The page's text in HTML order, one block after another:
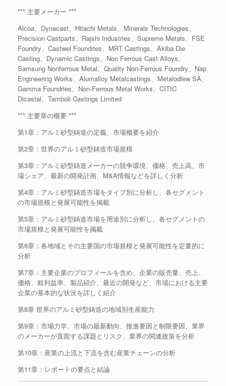
*** 主要メーカー ***
Alcoa、Dynacast、Hitachi Metals、Minerals Technologies、
Precision Castparts、Rajshi Industries、Supreme Metals、FSE
Foundry、Castwel Foundries、MRT Castings、Akiba Die
Casting、Dynamic Castings、Non Ferrous Cast Alloys、
Samsung Nonferrous Metal、Quality Non-Ferrous Foundry、Nap
Engineering Works、Alumalloy Metalcastings、Metalodlew SA、
Gamma Foundries、Non-Ferrous Metal Works、CITIC
Dicastal、Tamboli Castings Limited
*** 主要章の概要 ***
第1章：アルミ砂型鋳造の定義、市場概要を紹介
第2章：世界のアルミ砂型鋳造市場規模
第3章：アルミ砂型鋳造メーカーの競争環境、価格、売上高、市
場シェア、最新の開発計画、M&A情報などを詳しく分析
第4章：アルミ砂型鋳造市場をタイプ別に分析し、各セグメント
の市場規模と発展可能性を掲載
第5章：アルミ砂型鋳造市場を用途別に分析し、各セグメントの
市場規模と発展可能性を掲載
第6章：各地域とその主要国の市場規模と発展可能性を定量的に
分析
第7章：主要企業のプロフィールを含め、企業の販売量、売上、
価格、粗利益率、製品紹介、最近の開発など、市場における主要
企業の基本的な状況を詳しく紹介
第8章 世界のアルミ砂型鋳造の地域別生産能力
第9章：市場力学、市場の最新動向、推進要因と制限要因、業界
のメーカーが直面する課題とリスク、業界の関連政策を分析
第10章：産業の上流と下流を含む産業チェーンの分析
第11章：レポートの要点と結論